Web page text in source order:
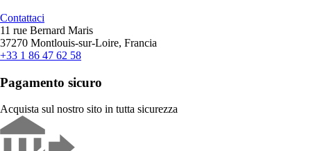
Contattaci
11 rue Bernard Maris
37270 Montlouis-sur-Loire, Francia
+33 1 86 47 62 58
Pagamento sicuro
Acquista sul nostro sito in tutta sicurezza